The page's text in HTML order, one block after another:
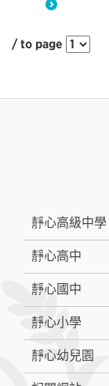
/ to page
靜心高級中學
靜心高中
靜心國中
靜心小學
靜心幼兒園